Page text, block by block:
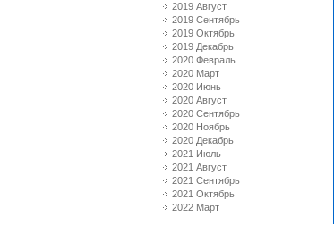
2019 Август
2019 Сентябрь
2019 Октябрь
2019 Декабрь
2020 Февраль
2020 Март
2020 Июнь
2020 Август
2020 Сентябрь
2020 Ноябрь
2020 Декабрь
2021 Июль
2021 Август
2021 Сентябрь
2021 Октябрь
2022 Март